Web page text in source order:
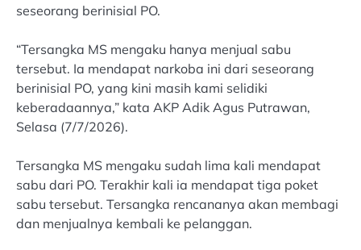
seseorang berinisial PO.
“Tersangka MS mengaku hanya menjual sabu
tersebut. Ia mendapat narkoba ini dari seseorang
berinisial PO, yang kini masih kami selidiki
keberadaannya,” kata AKP Adik Agus Putrawan,
Selasa (7/7/2026).
Tersangka MS mengaku sudah lima kali mendapat
sabu dari PO. Terakhir kali ia mendapat tiga poket
sabu tersebut. Tersangka rencananya akan membagi
dan menjualnya kembali ke pelanggan.